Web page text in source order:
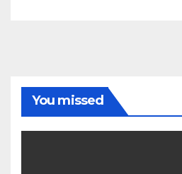
You missed